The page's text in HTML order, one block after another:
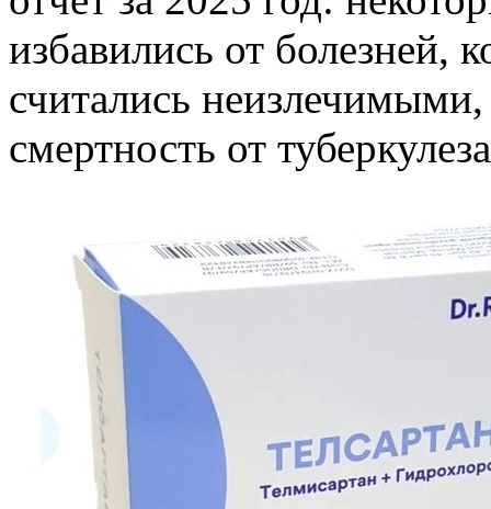
избавились от болезней,
считались неизлечимыми,
смертность от